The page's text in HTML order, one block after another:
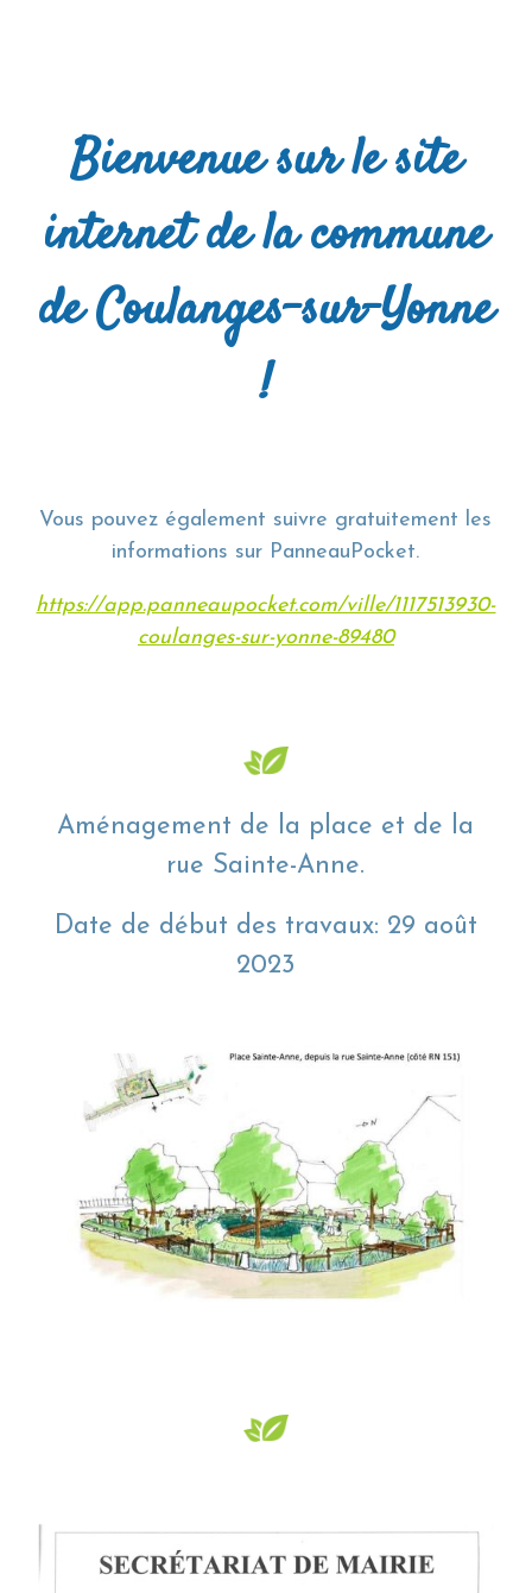
Bienvenue sur le site
internet de la commune
de Coulanges-sur-Yonne
!
Vous pouvez également suivre gratuitement les
informations sur PanneauPocket.
https://app.panneaupocket.com/ville/1117513930-
coulanges-sur-yonne-89480
Aménagement de la place et de la
rue Sainte-Anne.
Date de début des travaux: 29 août
2023